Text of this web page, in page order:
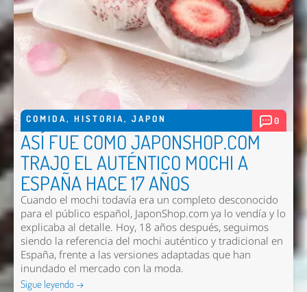
COMIDA, HISTORIA, JAPON 0
ASÍ FUE COMO JAPONSHOP.COM
TRAJO EL AUTÉNTICO MOCHI A
ESPAÑA HACE 17 AÑOS
Cuando el mochi todavía era un completo desconocido
para el público español, JaponShop.com ya lo vendía y lo
explicaba al detalle. Hoy, 18 años después, seguimos
siendo la referencia del mochi auténtico y tradicional en
España, frente a las versiones adaptadas que han
inundado el mercado con la moda.
Sigue leyendo →